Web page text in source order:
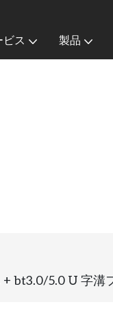
ビス 製品
bt3.0/5.0 U 字溝